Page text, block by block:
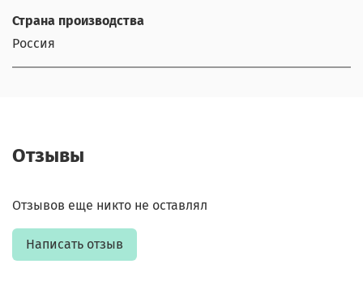
Страна производства
Россия
Отзывы
Отзывов еще никто не оставлял
Написать отзыв